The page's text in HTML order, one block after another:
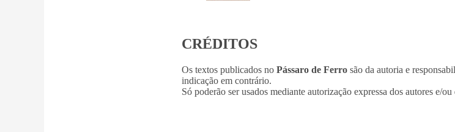
CRÉDITOS
Os textos publicados no Pássaro de Ferro são da autoria e
indicação em contrário.
Só poderão ser usados mediante autorização expressa dos autores e/